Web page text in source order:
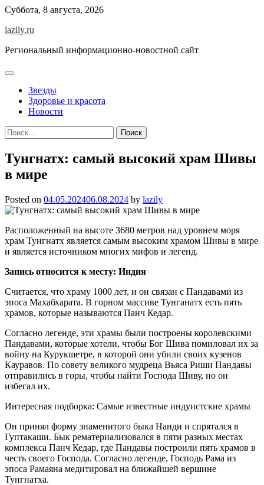
Skip
content
Суббота, 8 августа, 2026
lazily.ru
Региональный информационно-новостной сайт
Звезды
Здоровье и красота
Новости
Найти:
Тунгнатх: самый высокий храм Шивы
в мире
Posted on 04.05.202406.08.2024 by lazily
Расположенный на высоте 3680 метров над уровнем моря
храм Тунгнатх является самым высоким храмом Шивы в мире
и является источником многих мифов и легенд.
Запись относится к месту: Индия
Считается, что храму 1000 лет, и он связан с Пандавами из
эпоса Махабхарата. В горном массиве Тунганатх есть пять
храмов, которые называются Панч Кедар.
Согласно легенде, эти храмы были построены королевскими
Пандавами, которые хотели, чтобы Бог Шива помиловал их за
войну на Курукшетре, в которой они убили своих кузенов
Кауравов. По совету великого мудреца Вьяса Риши Пандавы
отправились в горы, чтобы найти Господа Шиву, но он
избегал их.
Интересная подборка: Самые известные индуистские храмы
Он принял форму знаменитого быка Нанди и спрятался в
Гуптакаши. Бык рематериализовался в пяти разных местах
комплекса Панч Кедар, где Пандавы построили пять храмов в
честь своего Господа. Согласно легенде, Господь Рама из
эпоса Рамаяна медитировал на ближайшей вершине
Тунгнатха.